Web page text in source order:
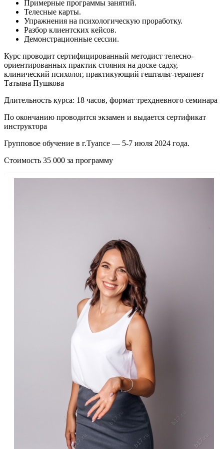
Примерные программы занятий.
Телесные карты.
Упражнения на психологическую проработку.
Разбор клиентских кейсов.
Демонстрационные сессии.
Курс проводит сертифицированный методист телесно-
ориентированных практик стояния на доске садху,
клинический психолог, практикующий гештальт-терапевт
Татьяна Пушкова
Длительность курса: 18 часов, формат трехдневного семинара
По окончанию проводится экзамен и выдается сертификат
инструктора
Групповое обучение в г.Туапсе — 5-7 июля 2024 года.
Стоимость 35 000 за программу